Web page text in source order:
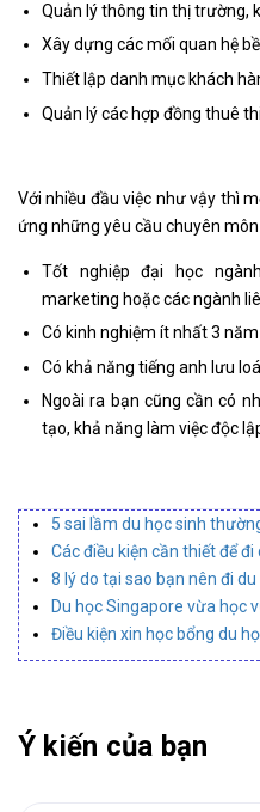
Quản lý thông tin thị trường,
Xây dựng các mối quan hệ
Thiết lập danh mục khách
Quản lý các hợp đồng thuê
Với nhiều đầu việc như vậy thì
ứng những yêu cầu chuyên
Tốt nghiệp đại học
marketing hoặc các ngành
Có kinh nghiệm ít nhất 3
Có khả năng tiếng anh lưu
Ngoài ra bạn cũng cần có
tạo, khả năng làm việc độc
5 sai lầm du học sinh
Các điều kiện cần thiết để đi
8 lý do tại sao bạn nên đi du
Du học Singapore vừa học
Điều kiện xin học bổng du
Ý kiến của bạn